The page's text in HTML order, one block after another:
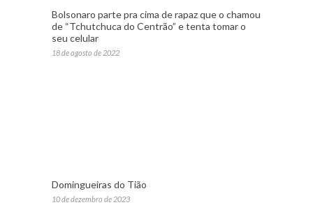
Bolsonaro parte pra cima de rapaz que o chamou
de “Tchutchuca do Centrão” e tenta tomar o
seu celular
18 de agosto de 2022
Domingueiras do Tião
10 de dezembro de 2023